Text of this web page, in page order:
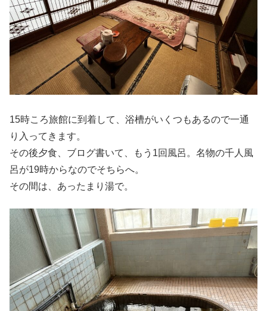
15時ころ旅館に到着して、浴槽がいくつもあるので一通
り入ってきます。
その後夕食、ブログ書いて、もう1回風呂。名物の千人風
呂が19時からなのでそちらへ。
その間は、あったまり湯で。